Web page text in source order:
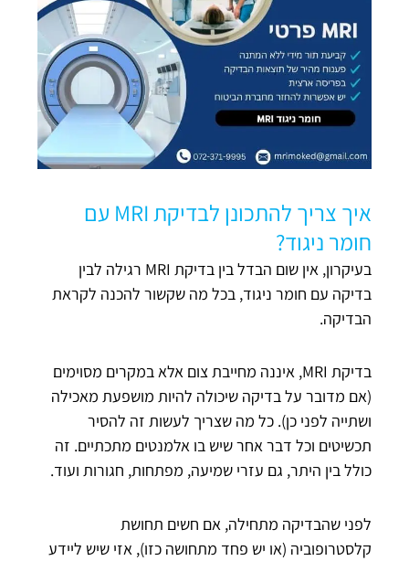
איך צריך להתכונן לבדיקת MRI עם
חומר ניגוד?
בעיקרון, אין שום הבדל בין בדיקת MRI רגילה לבין
בדיקה עם חומר ניגוד, בכל מה שקשור להכנה לקראת
הבדיקה.
בדיקת MRI, איננה מחייבת צום אלא במקרים מסוימים
(אם מדובר על בדיקה שיכולה להיות מושפעת מאכילה
ושתייה לפני כן). כל מה שצריך לעשות זה להסיר
תכשיטים וכל דבר אחר שיש בו אלמנטים מתכתיים. זה
כולל בין היתר, גם עזרי שמיעה, מפתחות, חגורות ועוד.
לפני שהבדיקה מתחילה, אם חשים תחושת
קלסטרופוביה (או יש פחד מתחושה כזו), אזי שיש ליידע